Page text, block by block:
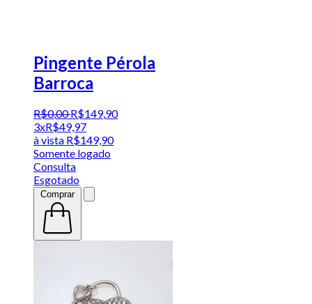
Pingente Pérola
Barroca
R$0,00 R$149,90
3xR$49,97
à vista R$149,90
Somente logado
Consulta
Esgotado
Comprar